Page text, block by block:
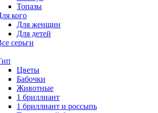
Топазы
кого
Для женщин
Для детей
серьги
Цветы
Бабочки
Животные
1 бриллиант
1 бриллиант и россыпь